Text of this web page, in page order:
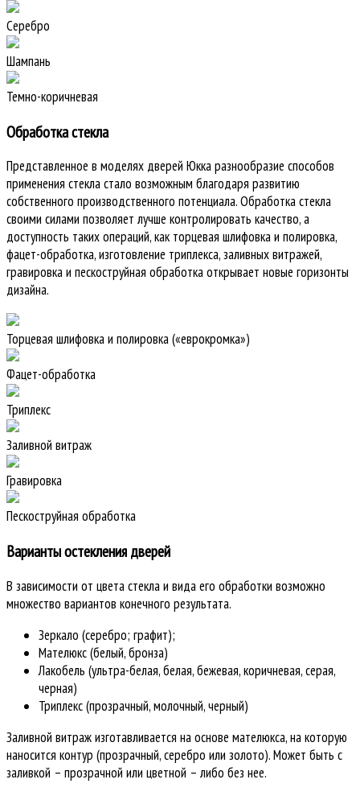
Серебро
Шампань
Темно-коричневая
Обработка стекла
Представленное в моделях дверей Юкка разнообразие способов
применения стекла стало возможным благодаря развитию
собственного производственного потенциала. Обработка стекла
своими силами позволяет лучше контролировать качество, а
доступность таких операций, как торцевая шлифовка и полировка,
фацет-обработка, изготовление триплекса, заливных витражей,
гравировка и пескоструйная обработка открывает новые горизонты
дизайна.
Торцевая шлифовка и полировка («еврокромка»)
Фацет-обработка
Триплекс
Заливной витраж
Гравировка
Пескоструйная обработка
Варианты остекления дверей
В зависимости от цвета стекла и вида его обработки возможно
множество вариантов конечного результата.
Зеркало (серебро; графит);
Мателюкс (белый, бронза)
Лакобель (ультра-белая, белая, бежевая, коричневая, серая,
черная)
Триплекс (прозрачный, молочный, черный)
Заливной витраж изготавливается на основе мателюкса, на которую
наносится контур (прозрачный, серебро или золото). Может быть с
заливкой – прозрачной или цветной – либо без нее.